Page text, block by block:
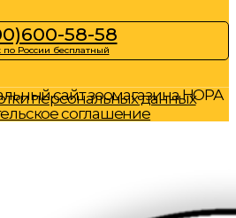
58-58
по России бесплатный
сайт зоомагазина НОРА
персональных данных
соглашение